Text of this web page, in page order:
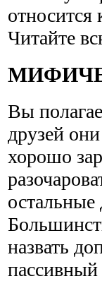
относится
Читайте
Вы
друзей
хорошо
назвать
пассивный